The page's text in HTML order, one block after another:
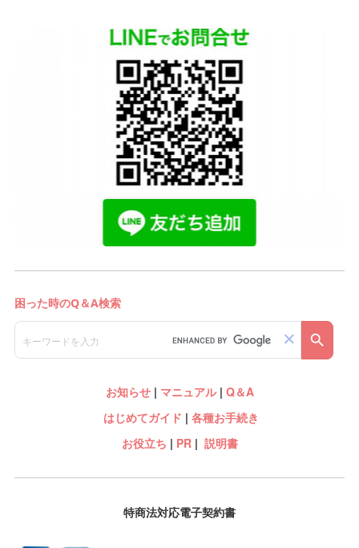
お知らせ| マニュアル| Q＆A
はじめてガイド | 各種お手続き
お役立ち | PR| 説明書
特商法対応電子契約書